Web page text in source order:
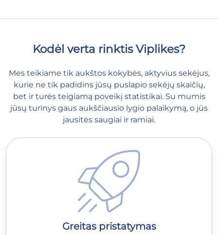
Kodėl verta rinktis Viplikes?
Mes teikiame tik aukštos kokybės, aktyvius sekėjus,
kurie ne tik padidins jūsų puslapio sekėjų skaičių,
bet ir turės teigiamą poveikį statistikai. Su mumis
jūsų turinys gaus aukščiausio lygio palaikymą, o jūs
jausitės saugiai ir ramiai.
Greitas pristatymas